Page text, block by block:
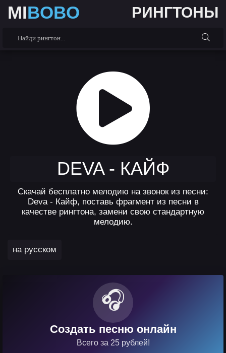
MIBOBO РИНГТОНЫ
DEVA - КАЙФ
Скачай бесплатно мелодию на звонок из песни:
Deva - Кайф, поставь фрагмент из песни в
качестве рингтона, замени свою стандартную
мелодию.
на русском
🎧
Создать песню онлайн
Всего за 25 рублей!